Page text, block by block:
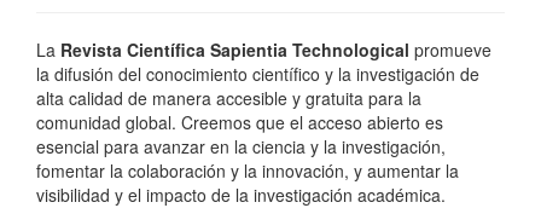
La Revista Científica Sapientia Technological promueve
la difusión del conocimiento científico y la investigación de
alta calidad de manera accesible y gratuita para la
comunidad global. Creemos que el acceso abierto es
esencial para avanzar en la ciencia y la investigación,
fomentar la colaboración y la innovación, y aumentar la
visibilidad y el impacto de la investigación académica.